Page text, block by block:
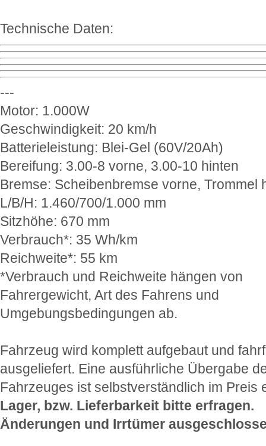
Technische Daten:
---
Motor: 1.000W
Geschwindigkeit: 20 km/h
Batterieleistung: Blei-Gel (60V/20Ah)
Bereifung: 3.00-8 vorne, 3.00-10 hinten
Bremse: Scheibenbremse vorne, Trommel
L/B/H: 1.460/700/1.000 mm
Sitzhöhe: 670 mm
Verbrauch*: 35 Wh/km
Reichweite*: 55 km
*Verbrauch und Reichweite hängen von
Fahrergewicht, Art des Fahrens und
Umgebungsbedingungen ab.
Fahrzeug wird komplett aufgebaut und
ausgeliefert. Eine ausführliche Übergabe
Fahrzeuges ist selbstverständlich im Preis
Lager, bzw. Lieferbarkeit bitte erfragen.
Änderungen und Irrtümer